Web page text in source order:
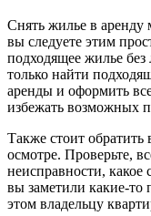
Снять жилье в аренду
вы следуете этим
подходящее жилье
только найти
аренды и оформить
избежать возможных
Также стоит
осмотре. Проверьте,
неисправности, какое
вы заметили какие-то
этом владельцу